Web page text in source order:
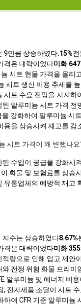
9만큼 상승하였다.15%전
격은 대략이었다미화
시트 현물 가격을 올리
시트 생산 비용 추세를
시트 수요 전망을 지지
알루미늄 시트 가격 전
강화하여 알루미늄 시
용을 상승시켜 재고를 감
시트 가격이 왜 변했나요
수입이 공급을 강화시
화물 및 보험료를 상승
유통업체의 예방적 재고
지수는 상승하였다8.67%
격은 대략이었다미화
량으로 인해 입고 제안
전쟁 위험 화물 프리
알루미늄 및 에너지 비
전자제품 조달이 시트
여 CFR 기준 알루미늄